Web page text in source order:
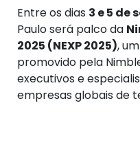
Entre os dias 3 e 5 de
Paulo será palco da
2025 (NEXP 2025),
promovido pela
executivos e
empresas globais de